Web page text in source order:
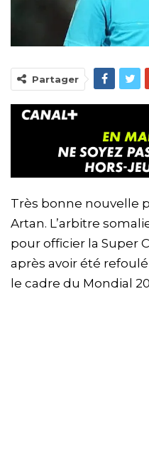
Partager
Très bonne nouvelle
Artan. L’arbitre
pour officier la Super
après avoir été
le cadre du Mondial